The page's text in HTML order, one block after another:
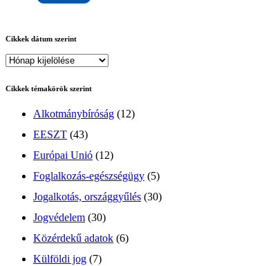
Cikkek dátum szerint
Cikkek témakörök szerint
Alkotmánybíróság (12)
EESZT (43)
Európai Unió (12)
Foglalkozás-egészségügy (5)
Jogalkotás, országgyűlés (30)
Jogvédelem (30)
Közérdekű adatok (6)
Külföldi jog (7)